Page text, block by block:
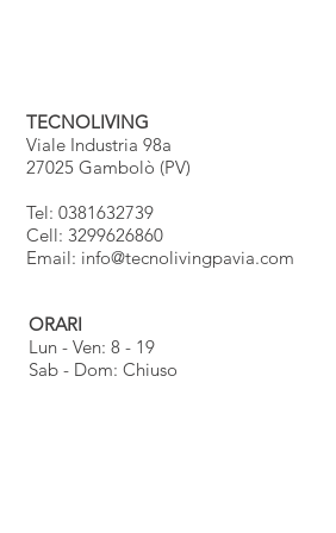
TECNOLIVING
Viale Industria 98a
27025 Gambolò (PV)
Tel: 0381632739
Cell: 3299626860
Email: info@tecnolivingpavia.com
ORARI
Lun - Ven: 8 - 19
Sab - Dom: Chiuso